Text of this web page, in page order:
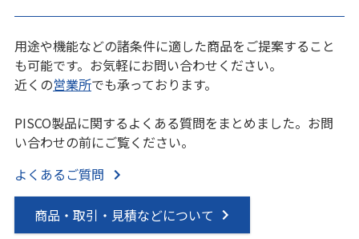
用途や機能などの諸条件に適した商品をご提案すること
も可能です。お気軽にお問い合わせください。
近くの営業所でも承っております。
PISCO製品に関するよくある質問をまとめました。お問
い合わせの前にご覧ください。
よくあるご質問
商品・取引・見積などについて